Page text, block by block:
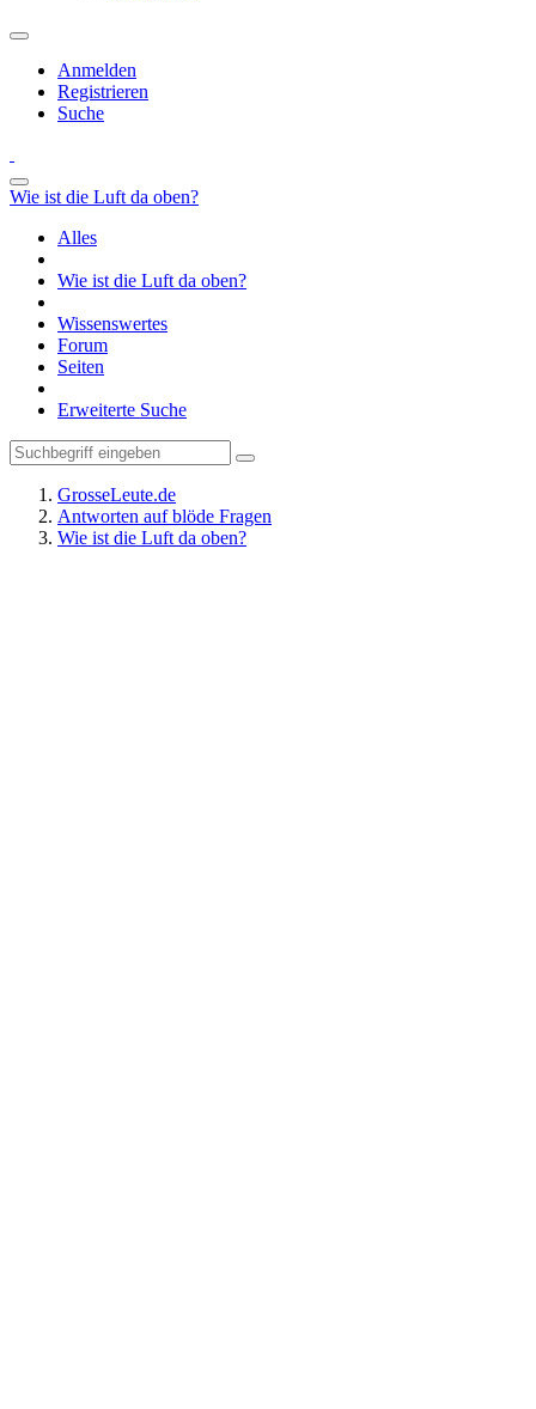
Anmelden
Registrieren
Suche
Wie ist die Luft da oben?
Alles
Wie ist die Luft da oben?
Wissenswertes
Forum
Seiten
Erweiterte Suche
GrosseLeute.de
Antworten auf blöde Fragen
Wie ist die Luft da oben?